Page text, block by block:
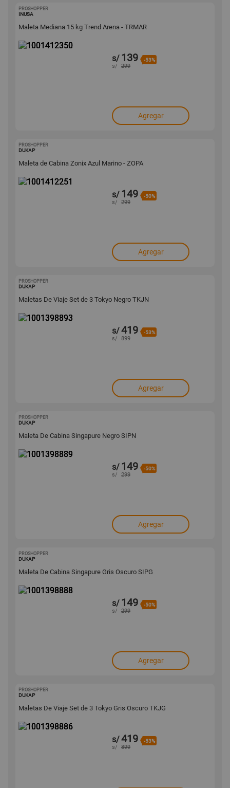
PROSHOPPER
INUSA
Maleta Mediana 15 kg Trend Arena - TRMAR
s/ 139 -53%
s/ 299
Agregar
PROSHOPPER
DUKAP
Maleta de Cabina Zonix Azul Marino - ZOPA
s/ 149 -50%
s/ 299
Agregar
PROSHOPPER
DUKAP
Maletas De Viaje Set de 3 Tokyo Negro TKJN
s/419 -53%
s/ 899
Agregar
PROSHOPPER
DUKAP
Maleta De Cabina Singapure Negro SIPN
s/ 149 -50%
s/ 299
Agregar
PROSHOPPER
DUKAP
Maleta De Cabina Singapure Gris Oscuro SIPG
s/ 149 -50%
s/ 299
Agregar
PROSHOPPER
DUKAP
Maletas De Viaje Set de 3 Tokyo Gris Oscuro TKJG
s/419 -53%
s/ 899